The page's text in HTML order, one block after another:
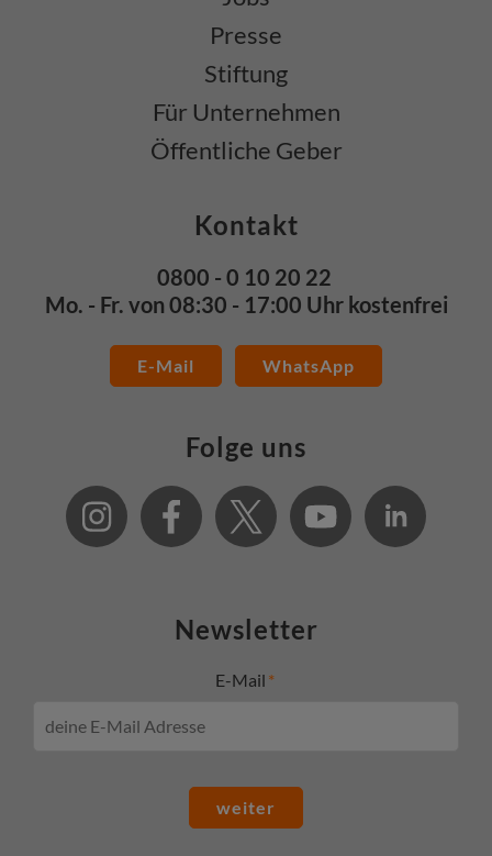
Presse
Stiftung
Für Unternehmen
Öffentliche Geber
Kontakt
0800 - 0 10 20 22
Mo. - Fr. von 08:30 - 17:00 Uhr kostenfrei
E-Mail WhatsApp
Folge uns
Newsletter
E-Mail
weiter